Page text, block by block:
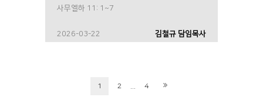
사무엘하 11: 1~7
2026-03-22 김철규 담임목사
1 2 4